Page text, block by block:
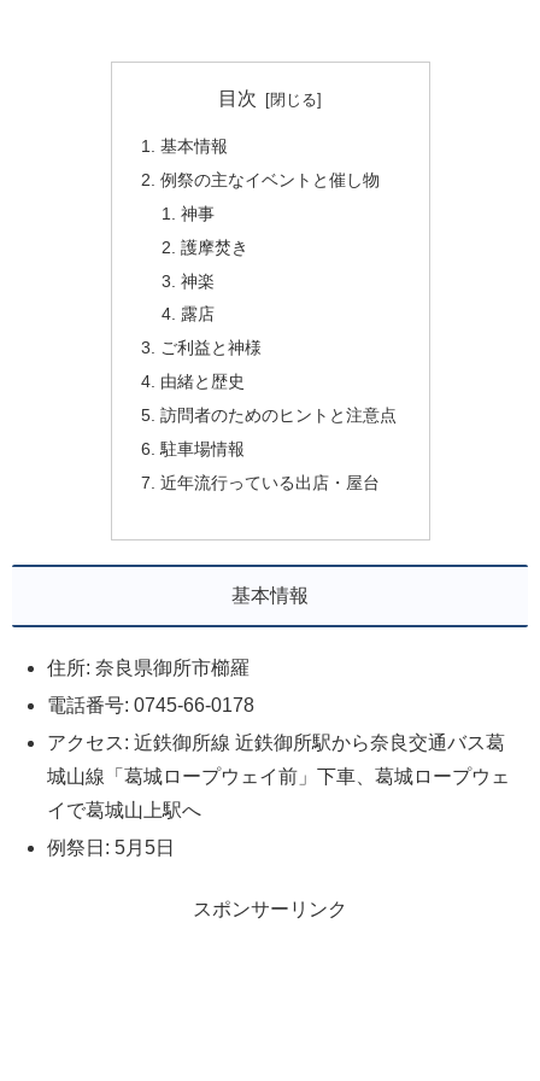
目次
基本情報
例祭の主なイベントと催し物
神事
護摩焚き
神楽
露店
ご利益と神様
由緒と歴史
訪問者のためのヒントと注意点
駐車場情報
近年流行っている出店・屋台
基本情報
住所: 奈良県御所市櫛羅
電話番号: 0745-66-0178
アクセス: 近鉄御所線 近鉄御所駅から奈良交通バス葛
城山線「葛城ロープウェイ前」下車、葛城ロープウェ
イで葛城山上駅へ
例祭日: 5月5日
スポンサーリンク